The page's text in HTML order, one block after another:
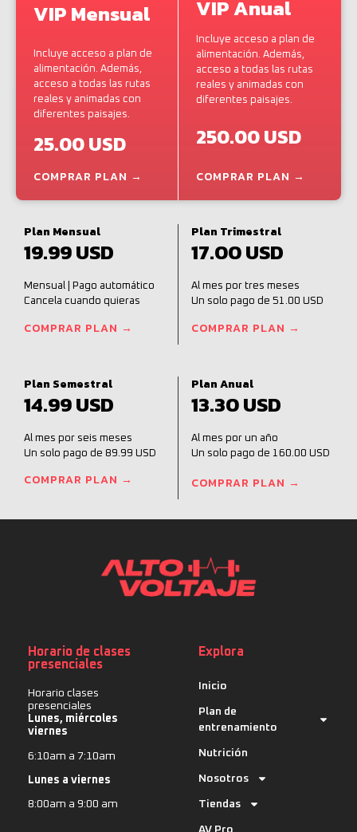
VIP Mensual
Incluye acceso a plan de
alimentación. Además,
acceso a todas las rutas
reales y animadas con
diferentes paisajes.
25.00 USD
COMPRAR PLAN →
VIP Anual
Incluye acceso a plan de
alimentación. Además,
acceso a todas las rutas
reales y animadas con
diferentes paisajes.
250.00 USD
COMPRAR PLAN →
Plan Mensual
19.99 USD
Mensual | Pago automático
Cancela cuando quieras
COMPRAR PLAN →
Plan Trimestral
17.00 USD
Al mes por tres meses
Un solo pago de 51.00 USD
COMPRAR PLAN →
Plan Semestral
14.99 USD
Al mes por seis meses
Un solo pago de 89.99 USD
COMPRAR PLAN →
Plan Anual
13.30 USD
Al mes por un año
Un solo pago de 160.00 USD
COMPRAR PLAN →
Horario de clases
presenciales
Horario clases
presenciales
Lunes, miércoles
viernes
6:10am a 7:10am
Lunes a viernes
8:00am a 9:00 am
Explora
Inicio
Plan de
entrenamiento
Nutrición
Nosotros
Tiendas